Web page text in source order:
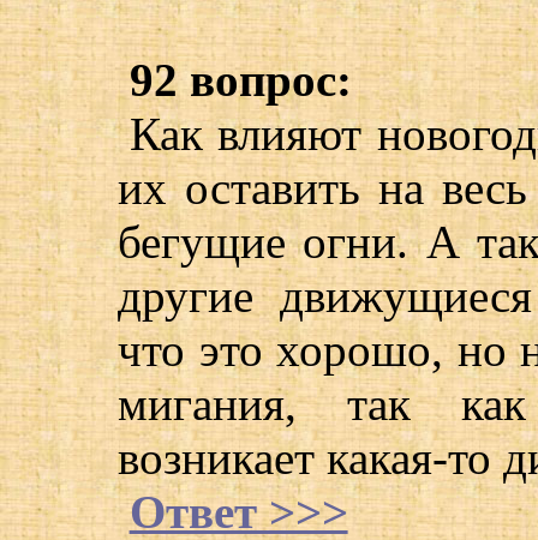
92 вопрос:
Как влияют
их оставить на
бегущие огни. А
другие
что это хорошо, но
мигания, так
возникает какая-то
Ответ >>>